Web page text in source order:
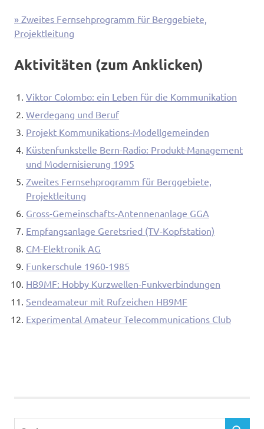
» Zweites Fernsehprogramm für Berggebiete,
Projektleitung
Aktivitäten (zum Anklicken)
Viktor Colombo: ein Leben für die Kommunikation
Werdegang und Beruf
Projekt Kommunikations-Modellgemeinden
Küstenfunkstelle Bern-Radio: Produkt-Management
und Modernisierung 1995
Zweites Fernsehprogramm für Berggebiete,
Projektleitung
Gross-Gemeinschafts-Antennenanlage GGA
Empfangsanlage Geretsried (TV-Kopfstation)
CM-Elektronik AG
Funkerschule 1960-1985
HB9MF: Hobby Kurzwellen-Funkverbindungen
Sendeamateur mit Rufzeichen HB9MF
Experimental Amateur Telecommunications Club